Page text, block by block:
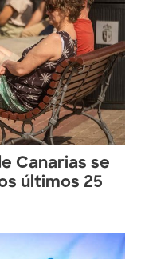
Canarias se
últimos 25